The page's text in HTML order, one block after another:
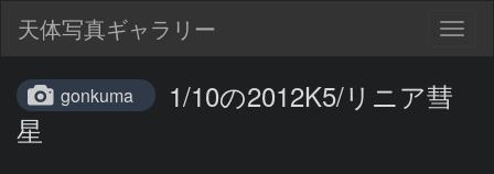
天体写真ギャラリー
gonkuma
1/10の2012K5/リニア彗
星